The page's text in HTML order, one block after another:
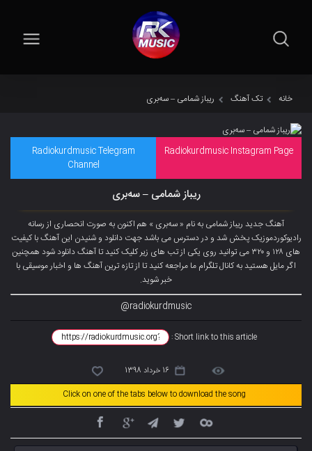
خانه تک آهنگ ریباز شمامی – سەبری
Radiokurdmusic Instagram Page
Radiokurdmusic Telegram
Channel
ریباز شمامی – سەبری
آهنگ جدید ریباز شمامی به نام « سەبری » هم اکنون به صورت انحصاری از رسانه
رادیوکوردموزیک پخش شد و در دسترس می باشد جهت دانلود و شنیدن این آهنگ با کیفیت
های ۱۲۸ و ۳۲۰ می توانید روی یکی از تب های زیر کلیک کنید تا آهنگ دانلود شود همچنین
اگر مایل هستید به کانال تلگرام ما مراجعه کنید تا از تازه ترین آهنگ ها و اخبار موسیقی با
خبر شوید.
radiokurdmusic@
Short link to this article :
16 خرداد 1398
Click on one of the tabs below to download the song